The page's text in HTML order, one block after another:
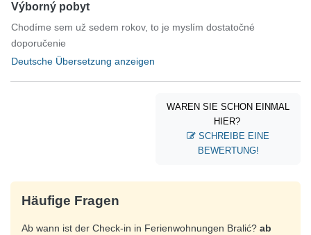
Výborný pobyt
Chodíme sem už sedem rokov, to je myslím dostatočné
doporučenie
Deutsche Übersetzung anzeigen
WAREN SIE SCHON EINMAL
HIER?
SCHREIBE EINE
BEWERTUNG!
Häufige Fragen
Ab wann ist der Check-in in Ferienwohnungen Bralić? ab